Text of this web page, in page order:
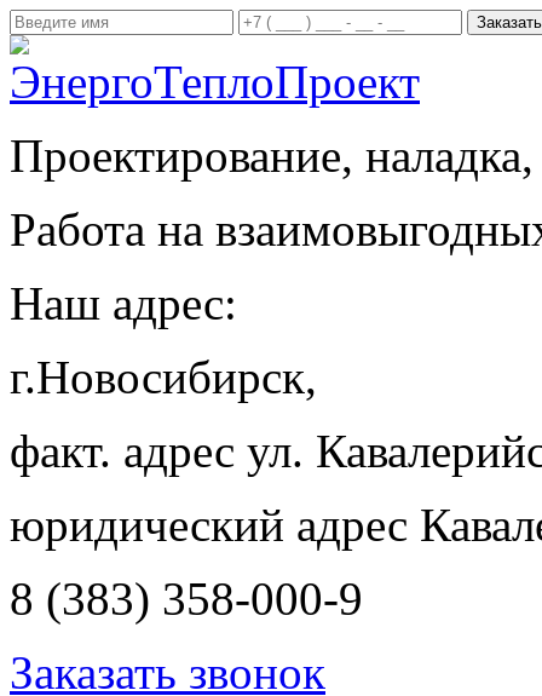
Проектирование, наладка,
Работа на
Наш адрес:
г.Новосибирск,
факт. адрес ул.
юридический адрес
8 (383) 358-000-9
Заказать звонок